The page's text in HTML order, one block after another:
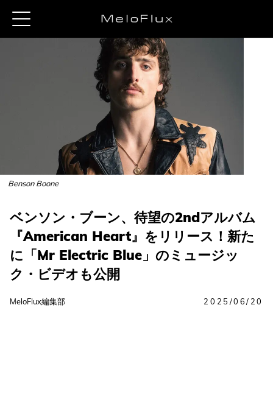
Benson Boone
ベンソン・ブーン、待望の2ndアルバム
『American Heart』をリリース！新た
に「Mr Electric Blue」のミュージッ
ク・ビデオも公開
MeloFlux編集部 2025/06/20